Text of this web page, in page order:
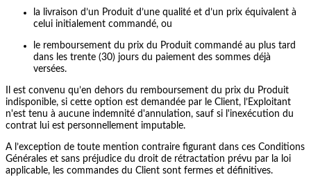
la livraison d’un Produit d’une qualité et d’un prix équivalent à
celui initialement commandé, ou
le remboursement du prix du Produit commandé au plus tard
dans les trente (30) jours du paiement des sommes déjà
versées.
Il est convenu qu’en dehors du remboursement du prix du Produit
indisponible, si cette option est demandée par le Client, l’Exploitant
n'est tenu à aucune indemnité d'annulation, sauf si l'inexécution du
contrat lui est personnellement imputable.
A l’exception de toute mention contraire figurant dans ces Conditions
Générales et sans préjudice du droit de rétractation prévu par la loi
applicable, les commandes du Client sont fermes et définitives.